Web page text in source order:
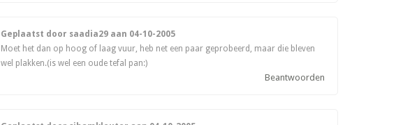
Geplaatst door saadia29 aan 04-10-2005
Moet het dan op hoog of laag vuur, heb net een paar geprobeerd, maar die bleven
wel plakken.(is wel een oude tefal pan:)
Beantwoorden